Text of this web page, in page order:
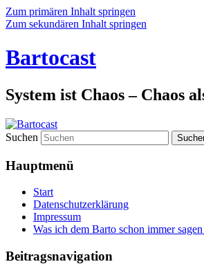
Zum primären Inhalt springen
Zum sekundären Inhalt springen
Bartocast
System ist Chaos – Chaos
Suchen
Hauptmenü
Start
Datenschutzerklärung
Impressum
Was ich dem Barto schon immer
Beitragsnavigation